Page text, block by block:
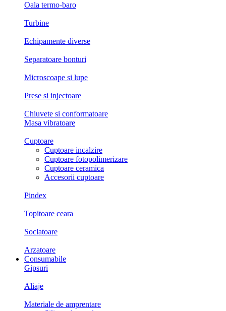
Oala termo-baro
Turbine
Echipamente diverse
Separatoare bonturi
Microscoape si lupe
Prese si injectoare
Chiuvete si conformatoare
Masa vibratoare
Cuptoare
Cuptoare incalzire
Cuptoare fotopolimerizare
Cuptoare ceramica
Accesorii cuptoare
Pindex
Topitoare ceara
Soclatoare
Arzatoare
Consumabile
Gipsuri
Aliaje
Materiale de amprentare